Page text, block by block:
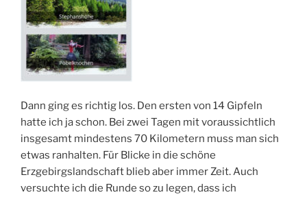
Dann ging es richtig los. Den ersten von 14 Gipfeln
hatte ich ja schon. Bei zwei Tagen mit voraussichtlich
insgesamt mindestens 70 Kilometern muss man sich
etwas ranhalten. Für Blicke in die schöne
Erzgebirgslandschaft blieb aber immer Zeit. Auch
versuchte ich die Runde so zu legen, dass ich